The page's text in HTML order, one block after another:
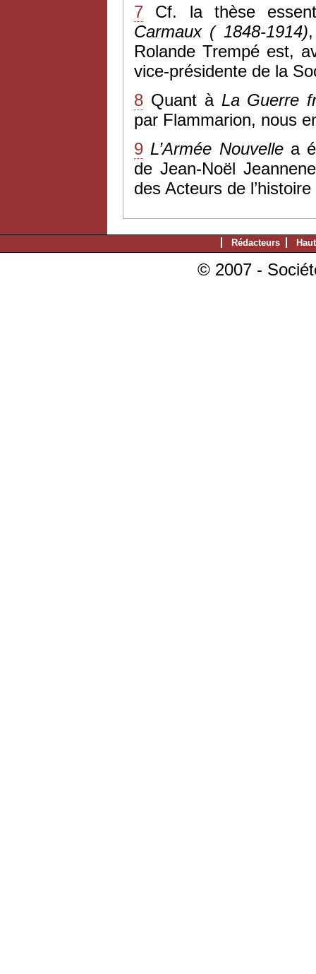
7 Cf. la thèse
Carmaux ( 1848-1914)
Rolande Trempé est,
vice-présidente de la
8 Quant à La Guerre
par Flammarion, nous
9 L’Armée Nouvellea
de Jean-Noël
des Acteurs de
Rédacteurs
© 2007 -